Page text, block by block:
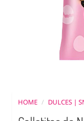
HOME / DULCES |